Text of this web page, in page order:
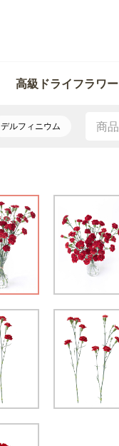
高級ドライフラワー
デルフィニウム